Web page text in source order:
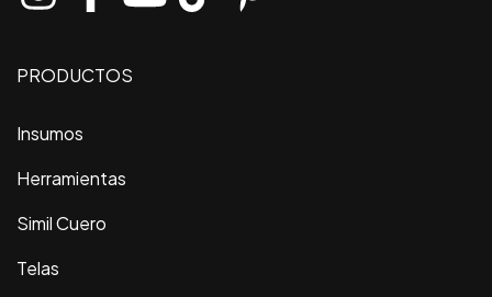
PRODUCTOS
Insumos
Herramientas
Simil Cuero
Telas